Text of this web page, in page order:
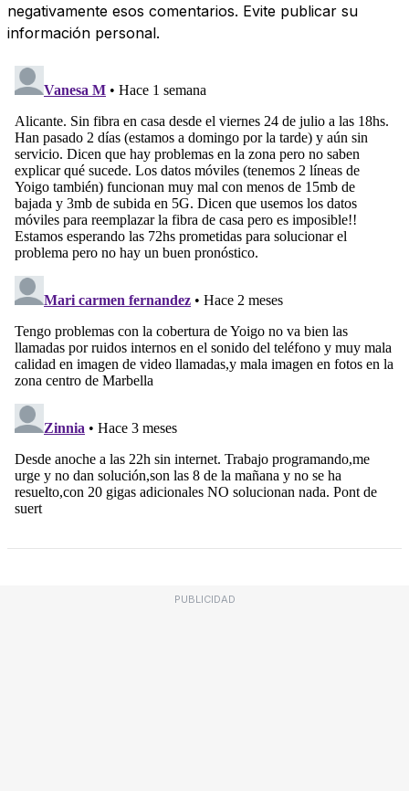
negativamente esos comentarios. Evite publicar su
información personal.
PUBLICIDAD